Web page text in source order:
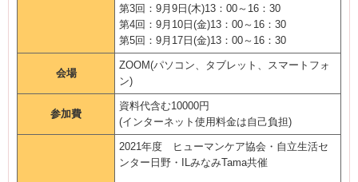
第3回：9月9日(木)13：00～16：30
第4回：9月10日(金)13：00～16：30
第5回：9月17日(金)13：00～16：30
会場
ZOOM(パソコン、タブレット、スマートフォ
ン)
参加費
資料代含む10000円
(インターネット使用料金は自己負担)
2021年度 ヒューマンケア協会・自立生活セ
ンター日野・ILみなみTama共催